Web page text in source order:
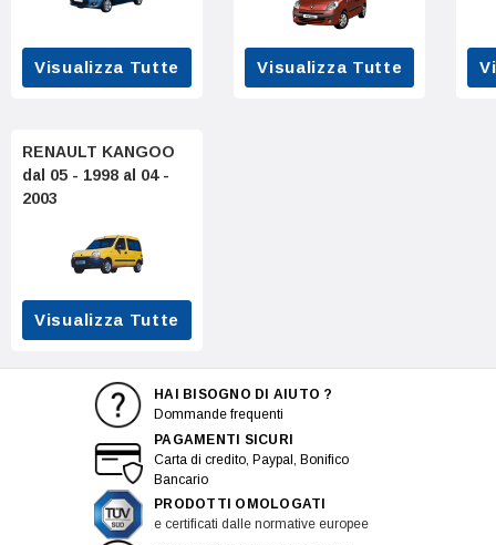
Visualizza Tutte Visualizza Tutte
RENAULT KANGOO
dal 05 - 1998 al 04 -
2003
Visualizza Tutte
HAI BISOGNO DI AIUTO ?
Dommande frequenti
PAGAMENTI SICURI
Carta di credito, Paypal, Bonifico
Bancario
PRODOTTI OMOLOGATI
e certificati dalle normative europee